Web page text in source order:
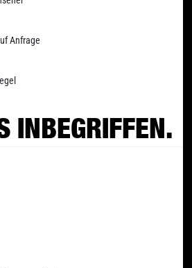
Anfrage
INBEGRIFFEN.